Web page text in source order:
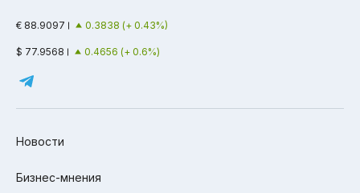
€ 88.9097 0.3838 (+ 0.43%)
$ 77.9568 0.4656 (+ 0.6%)
Новости
Бизнес-мнения